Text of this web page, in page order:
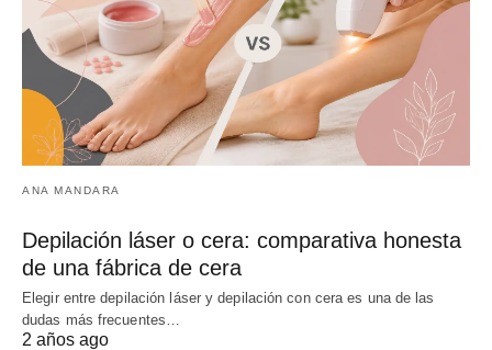
ANA MANDARA
Depilación láser o cera: comparativa honesta
de una fábrica de cera
Elegir entre depilación láser y depilación con cera es una de las
dudas más frecuentes…
2 años ago